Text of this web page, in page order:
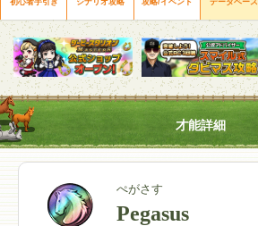
初心者手引き シナリオ攻略 攻略/イベント データベース
才能詳細
ぺがさす
Pegasus